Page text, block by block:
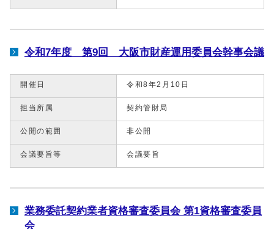
令和7年度 第9回 大阪市財産運用委員会幹事会議
開催日 令和8年2月10日
担当所属 契約管財局
公開の範囲 非公開
会議要旨等 会議要旨
業務委託契約業者資格審査委員会 第1資格審査委員
会